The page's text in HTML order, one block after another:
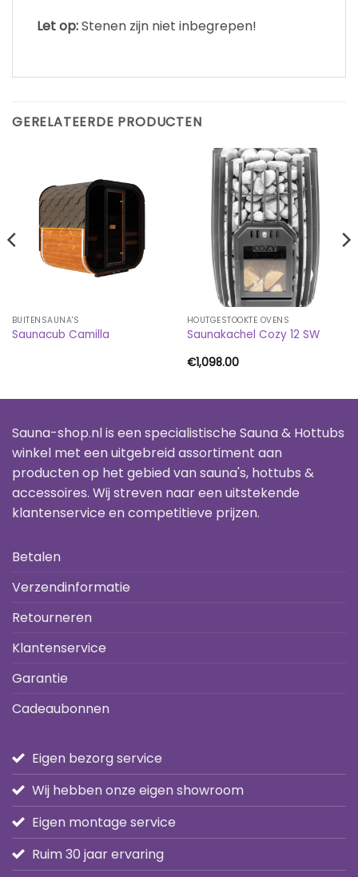
Let op:Stenen zijn niet inbegrepen!
GERELATEERDE PRODUCTEN
BUITENSAUNA'S
Saunacub Camilla
HOUTGESTOOKTE OVENS
Saunakachel Cozy 12 SW
€1,098.00
Sauna-shop.nl is een specialistische Sauna & Hottubs
winkel met een uitgebreid assortiment aan
producten op het gebied van sauna's, hottubs &
accessoires. Wij streven naar een uitstekende
klantenservice en competitieve prijzen.
Betalen
Verzendinformatie
Retourneren
Klantenservice
Garantie
Cadeaubonnen
Eigen bezorg service
Wij hebben onze eigen showroom
Eigen montage service
Ruim 30 jaar ervaring